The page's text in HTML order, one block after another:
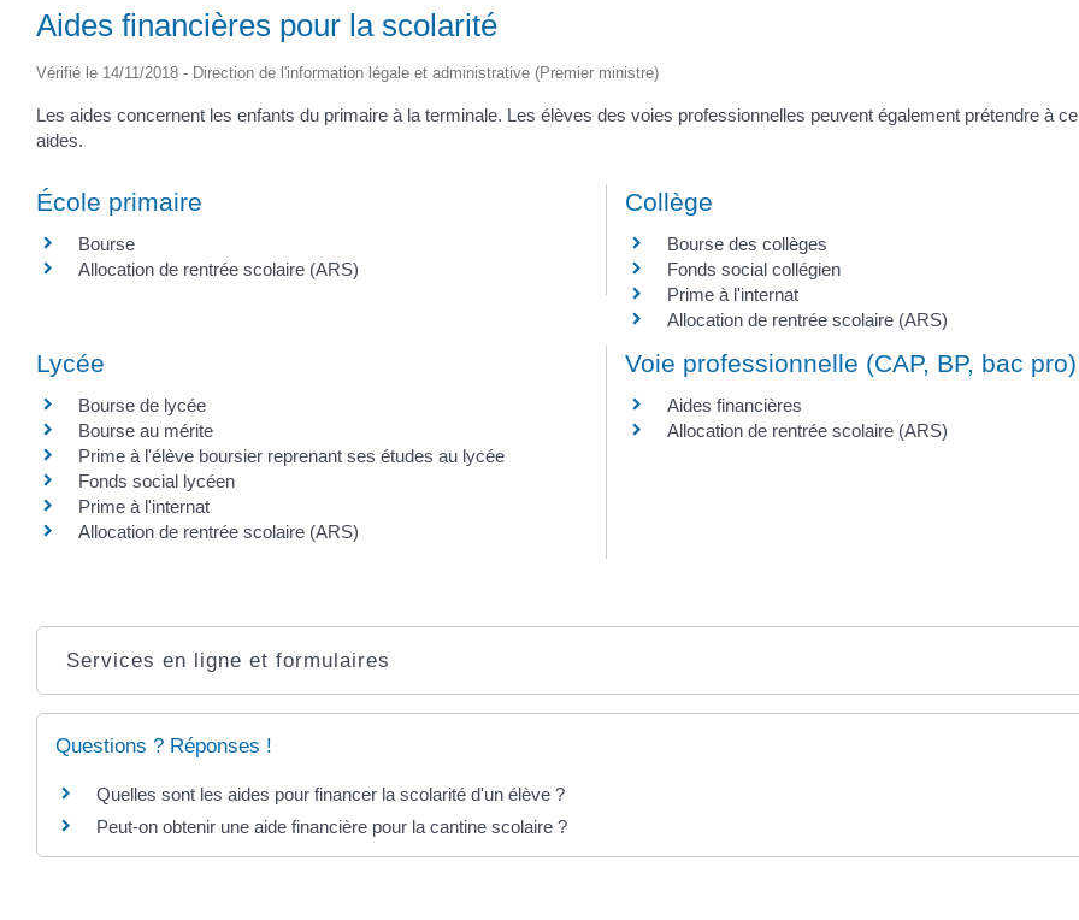
Aides financières pour la scolarité
Vérifié le 14/11/2018 - Direction de l'information légale et administrative (Premier ministre)
Les aides concernent les enfants du primaire à la terminale. Les élèves des voies professionnelles peuvent également prétendre à
aides.
École primaire
Bourse
Allocation de rentrée scolaire (ARS)
Collège
Bourse des collèges
Fonds social collégien
Prime à l'internat
Allocation de rentrée scolaire (ARS)
Lycée
Bourse de lycée
Bourse au mérite
Prime à l'élève boursier reprenant ses études au lycée
Fonds social lycéen
Prime à l'internat
Allocation de rentrée scolaire (ARS)
Voie professionnelle (CAP, BP, bac pro)
Aides financières
Allocation de rentrée scolaire (ARS)
Services en ligne et formulaires
Questions ? Réponses !
Quelles sont les aides pour financer la scolarité d'un élève ?
Peut-on obtenir une aide financière pour la cantine scolaire ?